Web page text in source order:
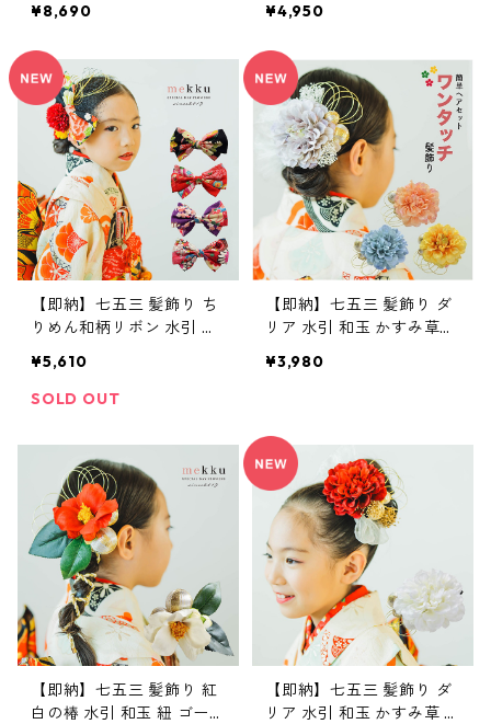
¥8,690
ク・イエロー・グリーン・
パープル[kd038]
¥4,950
【即納】七五三 髪飾り ち
りめん和柄リボン 水引 造
ッド・パープル・ピンク[k
d037]
¥5,610
SOLD OUT
【即納】七五三 髪飾り ダ
リア 水引 和玉 かすみ草リ
ルー・ピーチ・イエロー[k
¥3,980
【即納】七五三 髪飾り 紅
白の椿 水引 和玉 紐 ゴール
【即納】七五三 髪飾り ダ
リア 水引 和玉 かすみ草 リ